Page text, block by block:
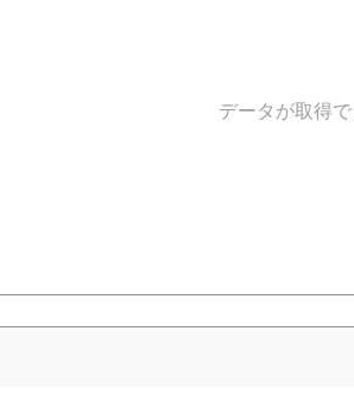
データが取得